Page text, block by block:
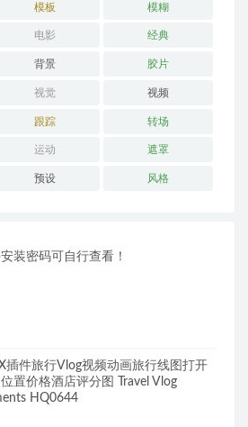
模板 模糊
电影 经典
背景 胶片
视觉 视频
跟踪 转场
运动 遮罩
预设 风格
装密码可自行查看！
插件旅行Vlog视频动画旅行线图打开
置价格酒店评分图 Travel Vlog
HQ0644